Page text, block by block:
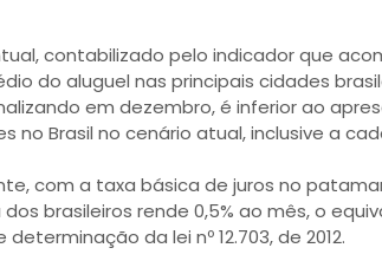
contabilizado pelo indicador que
do aluguel nas principais cidades
em dezembro, é inferior ao
no Brasil no cenário atual, inclusive a
com a taxa básica de juros no
brasileiros rende 0,5% ao mês, o
da lei nº 12.703, de 2012.